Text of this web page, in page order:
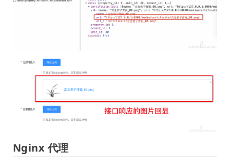
Nginx 代理